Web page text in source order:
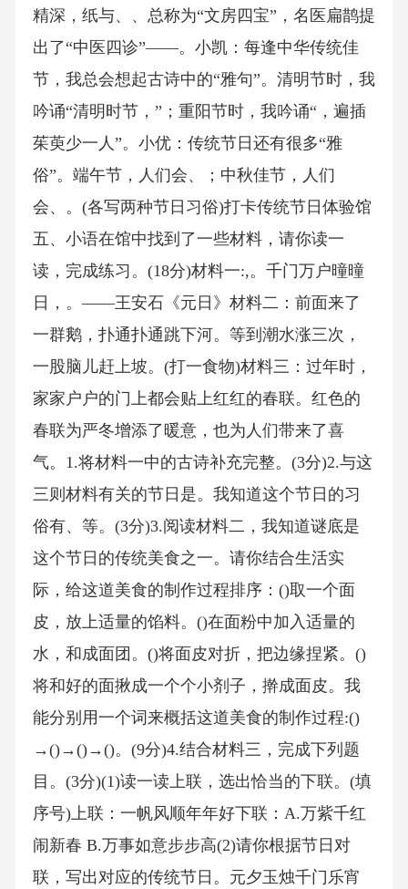
精深，纸与、、总称为“文房四宝”，名医扁鹊提
出了“中医四诊”——。小凯：每逢中华传统佳
节，我总会想起古诗中的“雅句”。清明节时，我
吟诵“清明时节，”；重阳节时，我吟诵“，遍插
茱萸少一人”。小优：传统节日还有很多“雅
俗”。端午节，人们会、；中秋佳节，人们
会、。(各写两种节日习俗)打卡传统节日体验馆
五、小语在馆中找到了一些材料，请你读一
读，完成练习。(18分)材料一:,。千门万户曈曈
日，。——王安石《元日》材料二：前面来了
一群鹅，扑通扑通跳下河。等到潮水涨三次，
一股脑儿赶上坡。(打一食物)材料三：过年时，
家家户户的门上都会贴上红红的春联。红色的
春联为严冬增添了暖意，也为人们带来了喜
气。1.将材料一中的古诗补充完整。(3分)2.与这
三则材料有关的节日是。我知道这个节日的习
俗有、等。(3分)3.阅读材料二，我知道谜底是
这个节日的传统美食之一。请你结合生活实
际，给这道美食的制作过程排序：()取一个面
皮，放上适量的馅料。()在面粉中加入适量的
水，和成面团。()将面皮对折，把边缘捏紧。()
将和好的面揪成一个个小剂子，擀成面皮。我
能分别用一个词来概括这道美食的制作过程:()
→()→()→()。(9分)4.结合材料三，完成下列题
目。(3分)(1)读一读上联，选出恰当的下联。(填
序号)上联：一帆风顺年年好下联：A.万紫千红
闹新春 B.万事如意步步高(2)请你根据节日对
联，写出对应的传统节日。元夕玉烛千门乐宵